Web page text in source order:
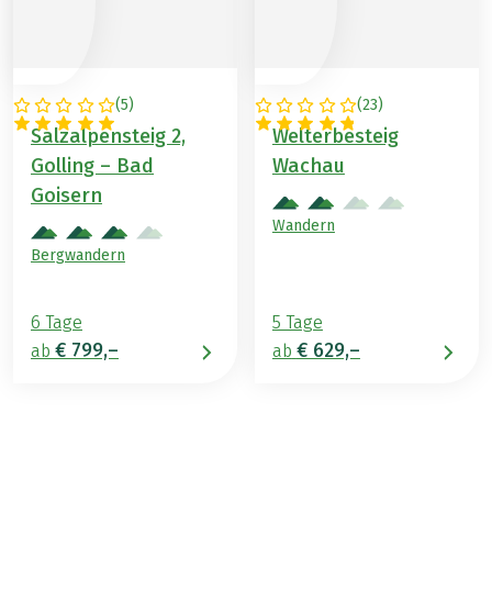
(5)
ÖSTERREICH
Salzalpensteig 2,
Golling – Bad
Goisern
Bergwandern
6 Tage
ab € 799,–
(23)
ÖSTERREICH
Welterbesteig
Wachau
Wandern
5 Tage
ab € 629,–